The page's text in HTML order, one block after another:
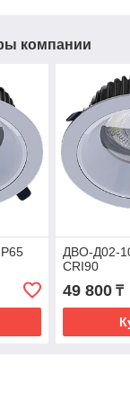
компании
ДВО-Д02-
CRI90
49 800₸